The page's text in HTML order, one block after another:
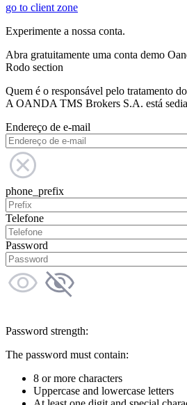
go to client zone
Experimente a nossa conta.
Abra gratuitamente uma conta demo
Rodo section
Quem é o responsável pelo tratamento
A OANDA TMS Brokers S.A. está
Endereço de e-mail
phone_prefix
Telefone
Password
Password strength:
The password must contain:
8 or more characters
Uppercase and lowercase letters